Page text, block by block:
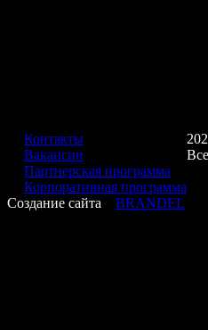
Контакты
Вакансии
Партнерская программа
Корпоративная программа
Создание сайта BRANDEL